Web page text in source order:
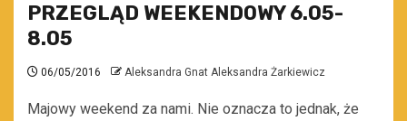
PRZEGLĄD WEEKENDOWY 6.05-
8.05
06/05/2016 Aleksandra Gnat Aleksandra Żarkiewicz
Majowy weekend za nami. Nie oznacza to jednak, że